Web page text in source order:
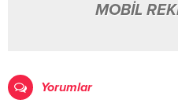
MOBİL
Yorumlar